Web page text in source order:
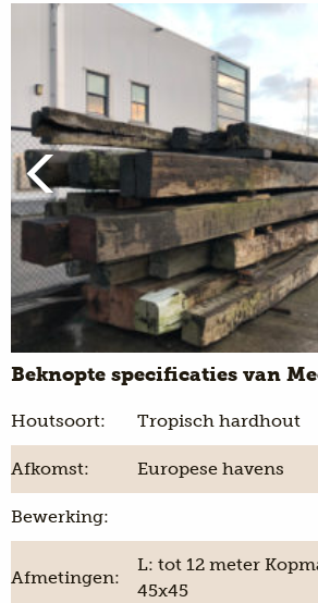
Beknopte specificaties van
Houtsoort: Tropisch hardhout
Afkomst: Europese havens
Bewerking:
Afmetingen:
L: tot 12 meter
45x45